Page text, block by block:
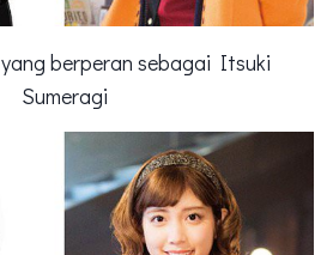
berperan sebagai Itsuki
Sumeragi